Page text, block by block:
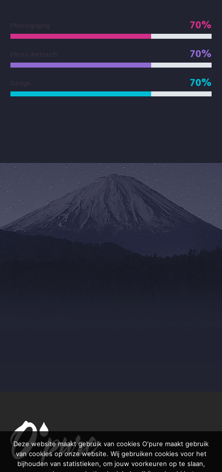
Photography 70%
Photo Retouch 70%
Design 70%
Deze website maakt gebruik van cookies O'pure maakt gebruik
van cookies op onze website. Wij gebruiken cookies voor het
bijhouden van statistieken, om jouw voorkeuren op te slaan,